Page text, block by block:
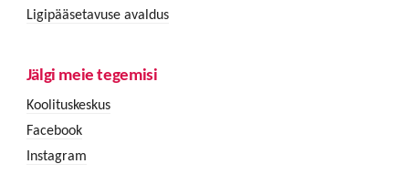
Ligipääsetavuse avaldus
Jälgi meie tegemisi
Koolituskeskus
Facebook
Instagram